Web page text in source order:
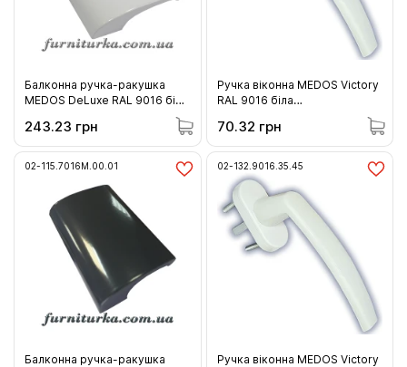
Балконна ручка-ракушка
MEDOS DeLuxe RAL 9016 біла
243.23 грн
Ручка віконна MEDOS Victory
RAL 9016 біла
70.32 грн
02-115.7016M.00.01
Балконна ручка-ракушка
02-132.9016.35.45
Ручка віконна MEDOS Victory